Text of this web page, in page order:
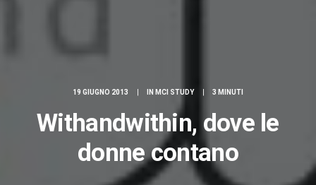
Iscrizioni
19 GIUGNO 2013 IN MCI STUDY 3 MINUTI
Withandwithin, dove le
donne contano